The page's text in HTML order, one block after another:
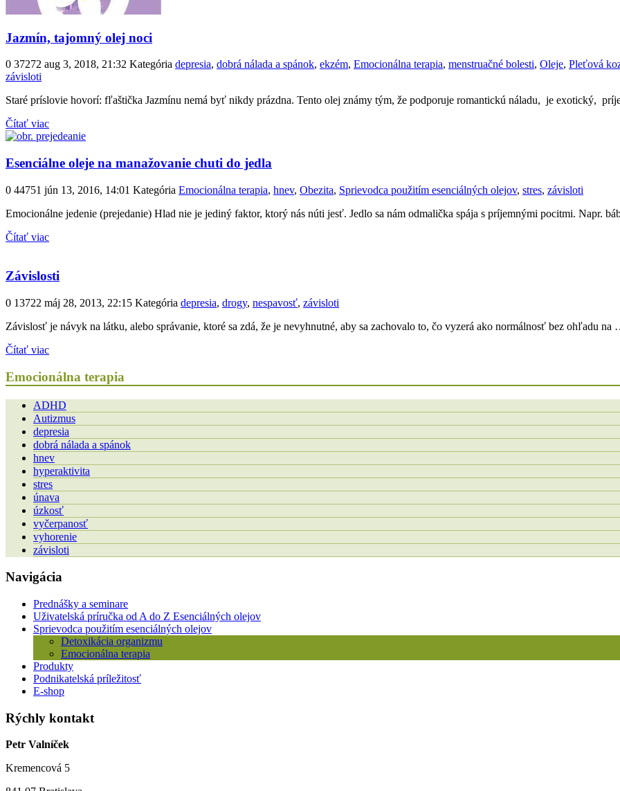
Jazmín, tajomný olej noci
0 37272 aug 3, 2018, 21:32 Kategória depresia, dobrá nálada a spánok, ekzém, Emocionálna terapia, menstruačné bolesti, Oleje, Pleťová
závisloti
Staré príslovie hovorí: fľaštička Jazmínu nemá byť nikdy prázdna. Tento olej známy tým, že podporuje romantickú náladu, je exotický,
Čítať viac
Esenciálne oleje na manažovanie chuti do jedla
0 44751 jún 13, 2016, 14:01 Kategória Emocionálna terapia, hnev, Obezita, Sprievodca použitím esenciálných olejov, stres, závisloti
Emocionálne jedenie (prejedanie) Hlad nie je jediný faktor, ktorý nás núti jesť. Jedlo sa nám odmalička spája s príjemnými pocitmi. Napr.
Čítať viac
Závislosti
0 13722 máj 28, 2013, 22:15 Kategória depresia, drogy, nespavosť, závisloti
Závislosť je návyk na látku, alebo správanie, ktoré sa zdá, že je nevyhnutné, aby sa zachovalo to, čo vyzerá ako normálnosť bez ohľadu na
Čítať viac
Emocionálna terapia
ADHD
Autizmus
depresia
dobrá nálada a spánok
hnev
hyperaktivita
stres
únava
úzkosť
vyčerpanosť
vyhorenie
závisloti
Navigácia
Prednášky a seminare
Uživatelská príručka od A do Z Esenciálných olejov
Sprievodca použitím esenciálných olejov
Detoxikácia organizmu
Emocionálna terapia
Produkty
Podnikatelská príležitosť
E-shop
Rýchly kontakt
Petr Valníček
Kremencová 5